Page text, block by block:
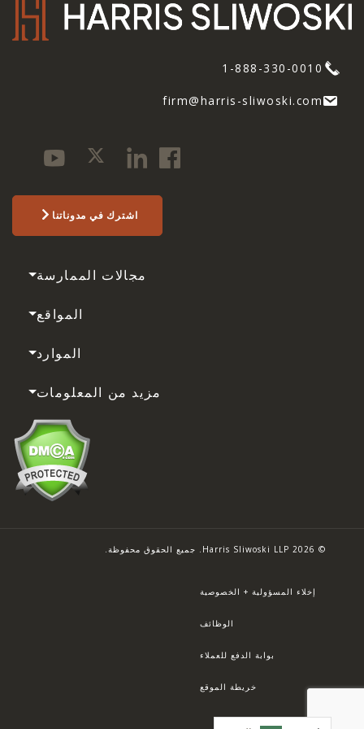
1-888-330-0010
firm@harris-sliwoski.com
اشترك في مدوناتنا
مجالات الممارسة
المواقع
الموارد
مزيد من المعلومات
© 2026 Harris Sliwoski LLP. جميع الحقوق محفوظة.
إخلاء المسؤولية + الخصوصية
الوظائف
بوابة الدفع للعملاء
خريطة الموقع